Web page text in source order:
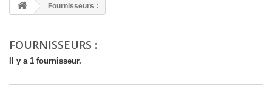
Fournisseurs :
FOURNISSEURS :
Il y a 1 fournisseur.